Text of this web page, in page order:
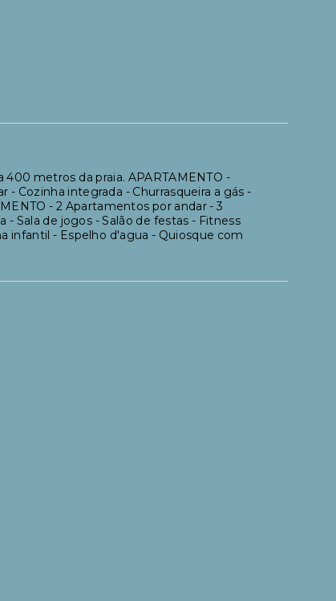
metros da praia. APARTAMENTO -
- Cozinha integrada - Churrasqueira a gás -
- 2 Apartamentos por andar - 3
- Sala de jogos - Salão de festas - Fitness
infantil - Espelho d'agua - Quiosque com